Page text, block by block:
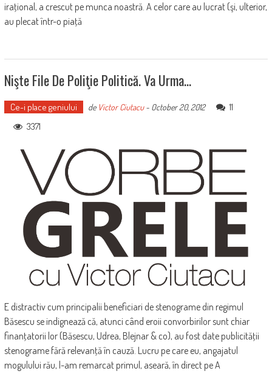
iraţional, a crescut pe munca noastră. A celor care au lucrat (şi, ulterior,
au plecat într-o piaţă
Nişte File De Poliţie Politică. Va Urma…
Ce-i place geniului de Victor Ciutacu- October 20, 2012
11
3371
E distractiv cum principalii beneficiari de stenograme din regimul
Băsescu se indignează că, atunci când eroii convorbirilor sunt chiar
finanţatorii lor (Băsescu, Udrea, Blejnar & co), au fost date publicităţii
stenograme fără relevanţă în cauză. Lucru pe care eu, angajatul
mogulului rău, l-am remarcat primul, aseară, în direct pe A